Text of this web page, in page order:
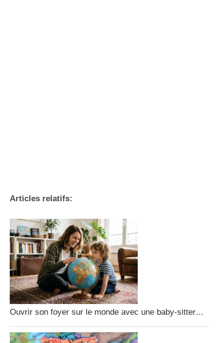
Articles relatifs:
Ouvrir son foyer sur le monde avec une baby-sitter…